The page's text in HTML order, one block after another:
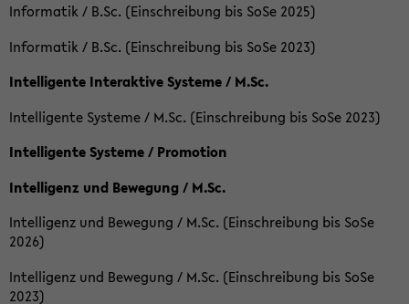
Informatik / B.Sc. (Einschreibung bis SoSe 2025)
Informatik / B.Sc. (Einschreibung bis SoSe 2023)
Intelligente Interaktive Systeme / M.Sc.
Intelligente Systeme / M.Sc. (Einschreibung bis SoSe 2023)
Intelligente Systeme / Promotion
Intelligenz und Bewegung / M.Sc.
Intelligenz und Bewegung / M.Sc. (Einschreibung bis SoSe
2026)
Intelligenz und Bewegung / M.Sc. (Einschreibung bis SoSe
2023)